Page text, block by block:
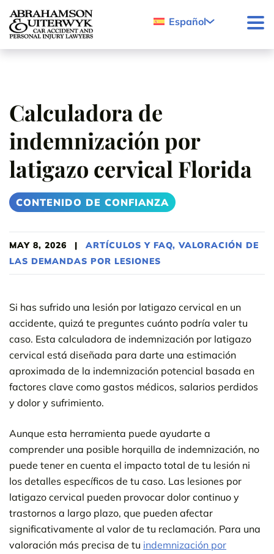
Skip to content
Español
Calculadora de
indemnización por
latigazo cervical Florida
CONTENIDO DE CONFIANZA
MAY 8, 2026 | ARTÍCULOS Y FAQ, VALORACIÓN DE
LAS DEMANDAS POR LESIONES
Si has sufrido una lesión por latigazo cervical en un
accidente, quizá te preguntes cuánto podría valer tu
caso. Esta calculadora de indemnización por latigazo
cervical está diseñada para darte una estimación
aproximada de la indemnización potencial basada en
factores clave como gastos médicos, salarios perdidos
y dolor y sufrimiento.
Aunque esta herramienta puede ayudarte a
comprender una posible horquilla de indemnización, no
puede tener en cuenta el impacto total de tu lesión ni
los detalles específicos de tu caso. Las lesiones por
latigazo cervical pueden provocar dolor continuo y
trastornos a largo plazo, que pueden afectar
significativamente al valor de tu reclamación. Para una
valoración más precisa de tu indemnización por